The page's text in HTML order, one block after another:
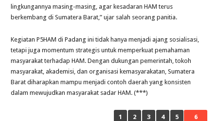
lingkungannya masing-masing, agar kesadaran HAM terus
berkembang di Sumatera Barat,” ujar salah seorang panitia.
Kegiatan P5HAM di Padang ini tidak hanya menjadi ajang sosialisasi,
tetapi juga momentum strategis untuk memperkuat pemahaman
masyarakat terhadap HAM. Dengan dukungan pemerintah, tokoh
masyarakat, akademisi, dan organisasi kemasyarakatan, Sumatera
Barat diharapkan mampu menjadi contoh daerah yang konsisten
dalam mewujudkan masyarakat sadar HAM. (***)
1 2 3 4 5 6